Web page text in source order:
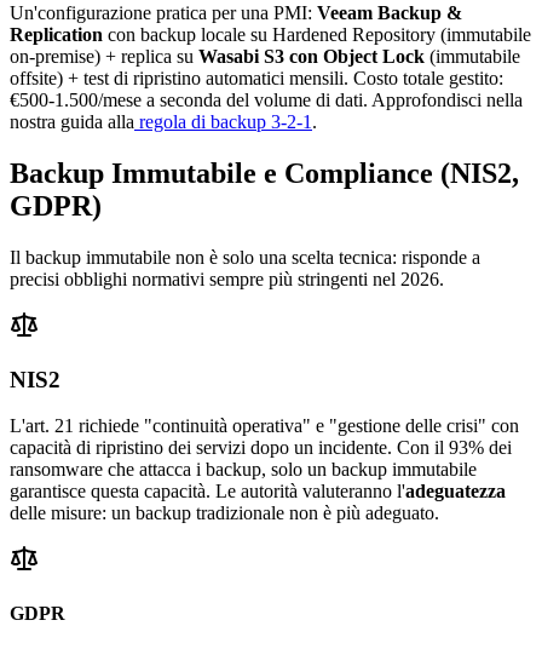
Un'configurazione pratica per una PMI: Veeam Backup &
Replication con backup locale su Hardened Repository (immutabile
on-premise) + replica su Wasabi S3 con Object Lock (immutabile
offsite) + test di ripristino automatici mensili. Costo totale gestito:
€500-1.500/mese a seconda del volume di dati. Approfondisci nella
nostra guida alla regola di backup 3-2-1 .
Backup Immutabile e Compliance (NIS2,
GDPR)
Il backup immutabile non è solo una scelta tecnica: risponde a
precisi obblighi normativi sempre più stringenti nel 2026.
NIS2
L'art. 21 richiede "continuità operativa" e "gestione delle crisi" con
capacità di ripristino dei servizi dopo un incidente. Con il 93% dei
ransomware che attacca i backup, solo un backup immutabile
garantisce questa capacità. Le autorità valuteranno l'adeguatezza
delle misure: un backup tradizionale non è più adeguato.
GDPR